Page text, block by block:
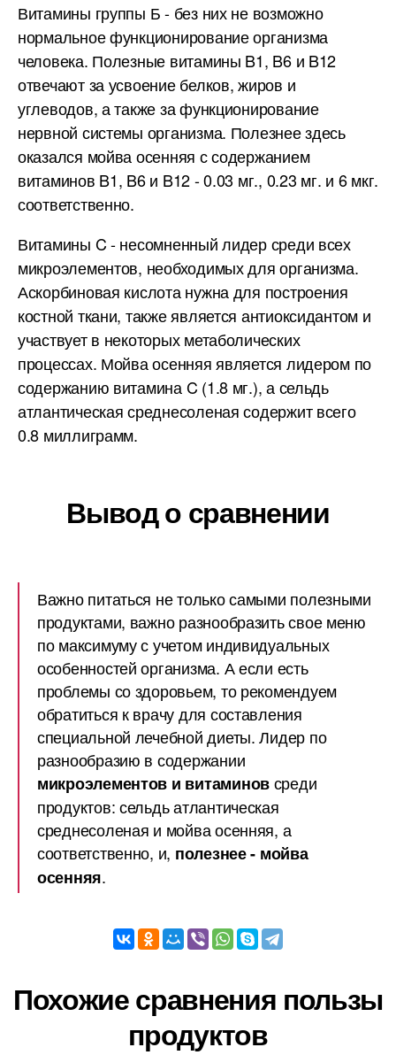
Витамины группы Б - без них не возможно
нормальное функционирование организма
человека. Полезные витамины B1, B6 и B12
отвечают за усвоение белков, жиров и
углеводов, а также за функционирование
нервной системы организма. Полезнее здесь
оказался мойва осенняя с содержанием
витаминов B1, B6 и B12 - 0.03 мг., 0.23 мг. и 6 мкг.
соответственно.
Витамины C - несомненный лидер среди всех
микроэлементов, необходимых для организма.
Аскорбиновая кислота нужна для построения
костной ткани, также является антиоксидантом и
участвует в некоторых метаболических
процессах. Мойва осенняя является лидером по
содержанию витамина C (1.8 мг.), а сельдь
атлантическая среднесоленая содержит всего
0.8 миллиграмм.
Вывод о сравнении
Важно питаться не только самыми полезными
продуктами, важно разнообразить свое меню
по максимуму с учетом индивидуальных
особенностей организма. А если есть
проблемы со здоровьем, то рекомендуем
обратиться к врачу для составления
специальной лечебной диеты. Лидер по
разнообразию в содержании
микроэлементов и витаминовсреди
продуктов: сельдь атлантическая
среднесоленая и мойва осенняя, а
соответственно, и, полезнее - мойва
осенняя.
Похожие сравнения пользы
продуктов